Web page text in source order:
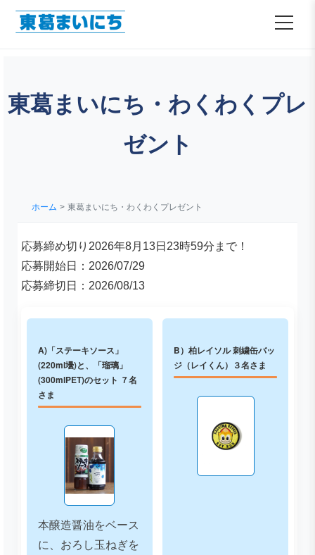
東葛まいにち・わくわくプレ
ゼント
ホーム 東葛まいにち・わくわくプレゼント
応募締め切り2026年8月13日23時59分まで！
応募開始日：2026/07/29
応募締切日：2026/08/13
A)「ステーキソース」
(220ml壜)と、「瑠璃」
(300mlPET)のセット ７名
さま
本醸造醤油をベース
に、おろし玉ねぎを
B）柏レイソル 刺繍缶バッ
ジ（レイくん）３名さま